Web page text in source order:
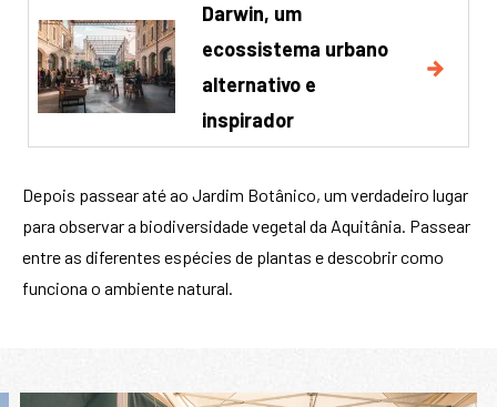
Darwin, um
ecossistema urbano
alternativo e
inspirador
Depois passear até ao Jardim Botânico, um verdadeiro lugar
para observar a biodiversidade vegetal da Aquitânia. Passear
entre as diferentes espécies de plantas e descobrir como
funciona o ambiente natural.